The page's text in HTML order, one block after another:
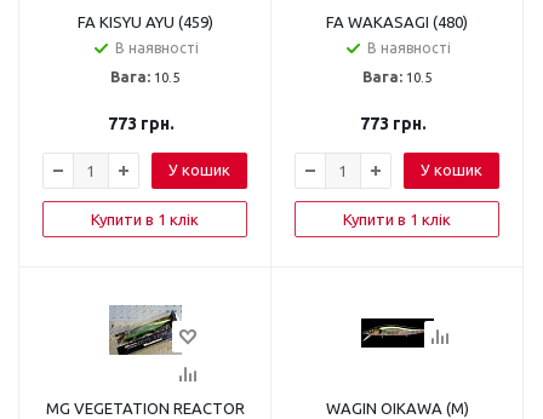
FA KISYU AYU (459)
В наявності
Вага: 10.5
773 грн.
У кошик
Купити в 1 клік
FA WAKASAGI (480)
В наявності
Вага: 10.5
773 грн.
У кошик
Купити в 1 клік
MG VEGETATION REACTOR
WAGIN OIKAWA (M)